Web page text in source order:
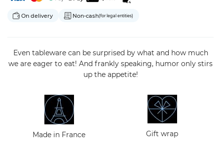
On delivery Non-cash(for legal entities)
Even tableware can be surprised by what and how much
we are eager to eat! And frankly speaking, humor only stirs
up the appetite!
Made in France Gift wrap